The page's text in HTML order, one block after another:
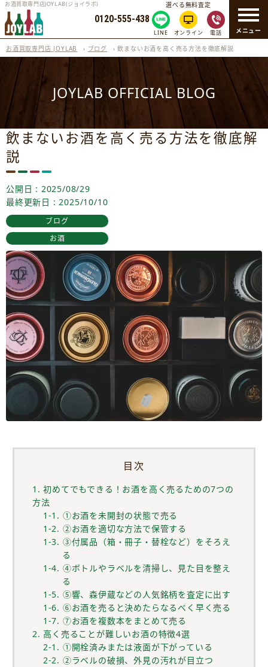
メニュー
お酒買取専門店JOYLAB(ジョイラボ)
0120-555-438
選べる無料査定
LINE オンライン 電話
お酒買取専門店 JOYLAB › ブログ ›飲まないお酒を高く売る方法を徹底解説
JOYLAB OFFICIAL BLOG
飲まないお酒を高く売る方法を徹底解
説
公開日 : 2025/08/29
最終更新日 : 2025/10/10
ブログ
お酒
目次
1. 初めてでもできる！お酒を高く売るための7つの
方法
1-1. ①お酒を未開封の状態で売る
1-2. ②お酒を適切な方法で保管する
1-3. ③付属品（箱・冊子・替栓など）をそろえ
る
1-4. ④ボトルやラベルを清掃し、見た目を整え
る
1-5. ⑤響、森伊蔵などの人気銘柄を査定に出す
1-6. ⑥お酒を売ると決めたらなるべく早く売る
1-7. ⑦お酒を複数本をまとめて売る
2. 高く売ることが難しいお酒の特徴4選
2-1. ①開栓済みまたは液面が下がっている
2-2. ②ラベルの破損、外見の汚れが目立つ